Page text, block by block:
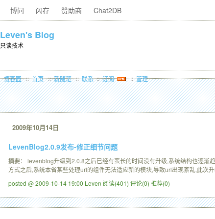
博问 闪存 赞助商 Chat2DB
Leven's Blog
只谈技术
博客园::首页::新随笔::联系::订阅 ::管理
2009年10月14日
LevenBlog2.0.9发布-修正细节问题
摘要： levenblog升级到2.0.8之后已经有蛮长的时间没有升级,系统结构也逐
方式之后,系统本省某些处理url的组件无法适应新的模块,导致url出现紊乱,此次
posted @ 2009-10-14 19:00 Leven 阅读(401) 评论(0) 推荐(0)